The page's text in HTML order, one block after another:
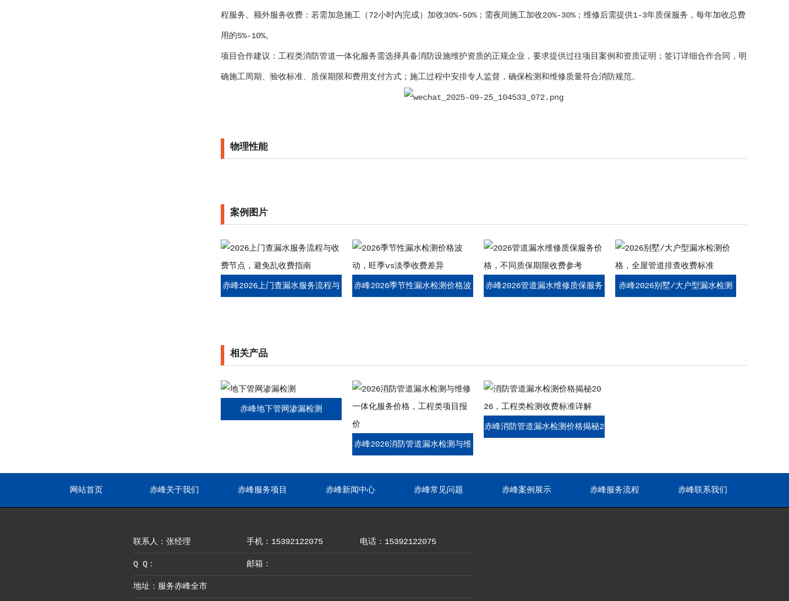
程服务。额外服务收费：若需加急施工（72小时内完成）加收30%-50%；需夜间施工加收20%-30%；维修后需提供1-3年质保服务，每年加收总费
用的5%-10%。
项目合作建议：工程类消防管道一体化服务需选择具备消防设施维护资质的正规企业，要求提供过往项目案例和资质证明；签订详细合作合同，明
确施工周期、验收标准、质保期限和费用支付方式；施工过程中安排专人监督，确保检测和维修质量符合消防规范。
物理性能
案例图片
赤峰2026上门查漏水服务流程与 赤峰2026季节性漏水检测价格波 赤峰2026管道漏水维修质保服务 赤峰2026别墅/大户型漏水检测
相关产品
赤峰地下管网渗漏检测
赤峰2026消防管道漏水检测与维
报价
赤峰消防管道漏水检测价格揭秘2
网站首页 赤峰关于我们 赤峰服务项目 赤峰新闻中心 赤峰常见问题 赤峰案例展示 赤峰服务流程 赤峰联系我们
联系人：张经理 手机：15392122075 电话：15392122075
Q Q： 邮箱：
地址：服务赤峰全市